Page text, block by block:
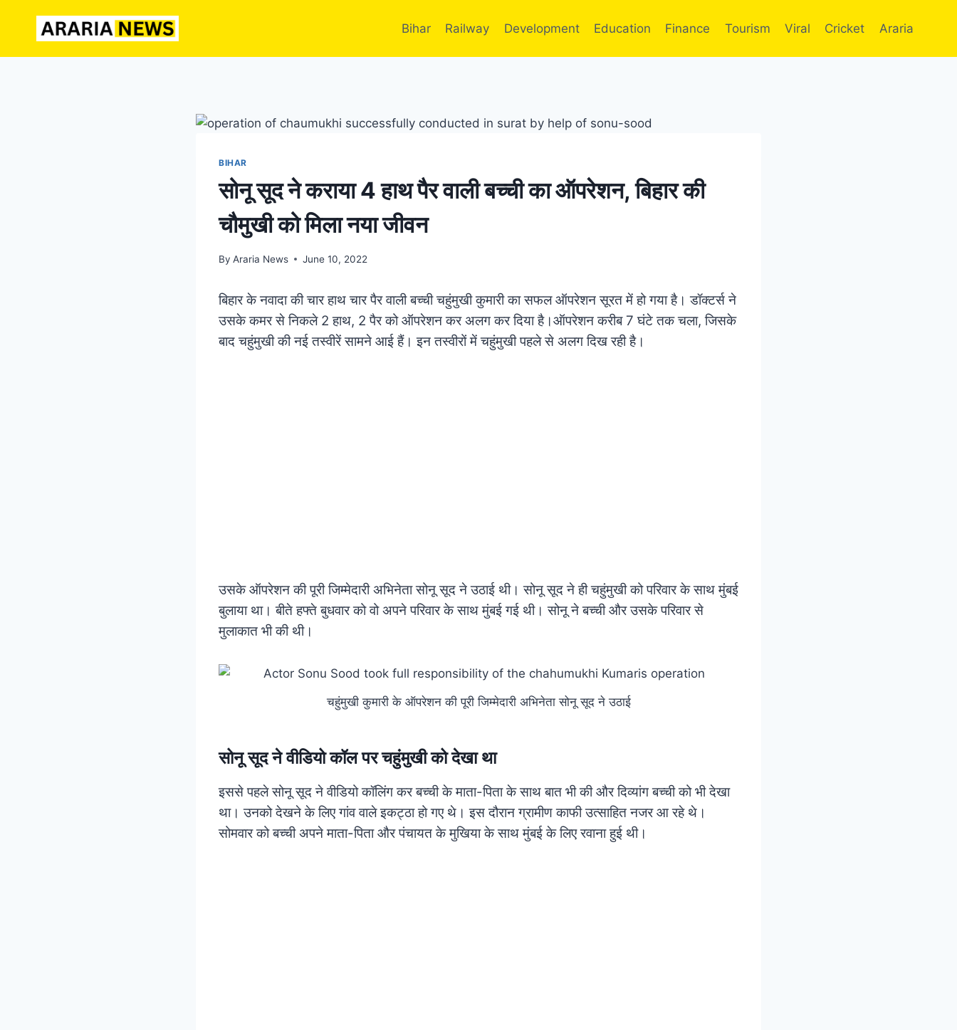
Bihar Railway Development Education Finance Tourism Viral Cricket Araria
BIHAR
सोनू सूद ने कराया 4 हाथ पैर वाली बच्ची का ऑपरेशन, बिहार की
चौमुखी को मिला नया जीवन
By Araria News June 10, 2022
बिहार के नवादा की चार हाथ चार पैर वाली बच्ची चहुंमुखी कुमारी का सफल ऑपरेशन सूरत में हो गया है। डॉक्टर्स ने
उसके कमर से निकले 2 हाथ, 2 पैर को ऑपरेशन कर अलग कर दिया है।ऑपरेशन करीब 7 घंटे तक चला, जिसके
बाद चहुंमुखी की नई तस्वीरें सामने आई हैं। इन तस्वीरों में चहुंमुखी पहले से अलग दिख रही है।
उसके ऑपरेशन की पूरी जिम्मेदारी अभिनेता सोनू सूद ने उठाई थी। सोनू सूद ने ही चहुंमुखी को परिवार के साथ मुंबई
बुलाया था। बीते हफ्ते बुधवार को वो अपने परिवार के साथ मुंबई गई थी। सोनू ने बच्ची और उसके परिवार से
मुलाकात भी की थी।
चहुंमुखी कुमारी के ऑपरेशन की पूरी जिम्मेदारी अभिनेता सोनू सूद ने उठाई
सोनू सूद ने वीडियो कॉल पर चहुंमुखी को देखा था
इससे पहले सोनू सूद ने वीडियो कॉलिंग कर बच्ची के माता-पिता के साथ बात भी की और दिव्यांग बच्ची को भी देखा
था। उनको देखने के लिए गांव वाले इकट्ठा हो गए थे। इस दौरान ग्रामीण काफी उत्साहित नजर आ रहे थे।
सोमवार को बच्ची अपने माता-पिता और पंचायत के मुखिया के साथ मुंबई के लिए रवाना हुई थी।